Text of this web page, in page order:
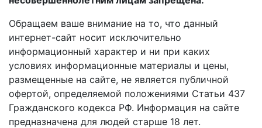
Обращаем ваше внимание на то, что данный
интернет-сайт носит исключительно
информационный характер и ни при каких
условиях информационные материалы и цены,
размещенные на сайте, не является публичной
офертой, определяемой положениями Статьи 437
Гражданского кодекса РФ. Информация на сайте
предназначена для людей старше 18 лет.